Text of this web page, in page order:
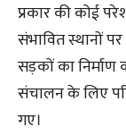
प्रकार की कोई
संभावित स्थानों
सड़कों का निर्माण
संचालन के लिए
गए।